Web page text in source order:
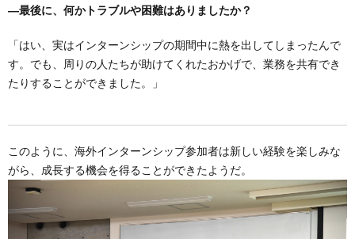
―最後に、何かトラブルや困難はありましたか？
「はい、実はインターンシップの期間中に熱を出してしまったんで
す。でも、周りの人たちが助けてくれたおかげで、業務を共有でき
たりすることができました。」
このように、海外インターンシップ参加者は新しい経験を楽しみな
がら、成長する機会を得ることができたようだ。